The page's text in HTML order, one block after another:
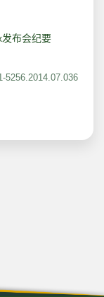
布会纪要
5256.2014.07.036